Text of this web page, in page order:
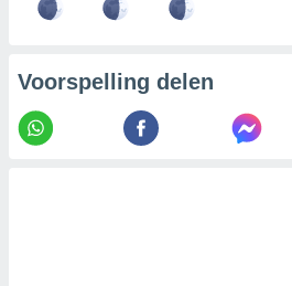
Voorspelling delen